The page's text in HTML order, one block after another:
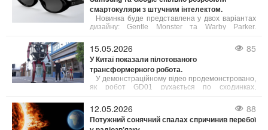
смартокуляри з штучним інтелектом.
Новинка буде представлена у двох варіантах
дизайну: Gentle Monster та Warby Parker.
не розкривають, зазначаючи лише основні
можливості.
15.05.2026 85
У Китаї показали пілотованого
трансформерного робота.
У демонстраційному відео продемонстровано,
як робот GD01 рухається по сходинках,
12.05.2026 88
Потужний сонячний спалах спричинив перебої